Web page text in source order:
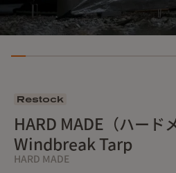
Restock
HARD MADE（ハード
Windbreak Tarp
HARD MADE